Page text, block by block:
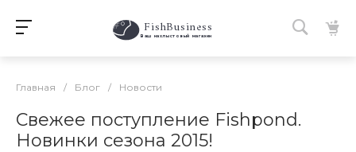
FishBusiness
Ваш нахлыстовый магазин
Главная / Блог / Новости
Свежее поступление Fishpond.
Новинки сезона 2015!